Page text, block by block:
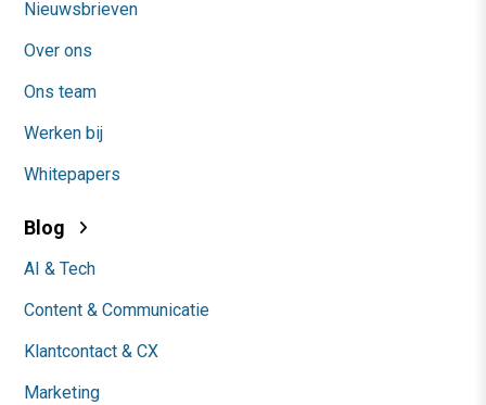
Nieuwsbrieven
Over ons
Ons team
Werken bij
Whitepapers
Blog
AI & Tech
Content & Communicatie
Klantcontact & CX
Marketing